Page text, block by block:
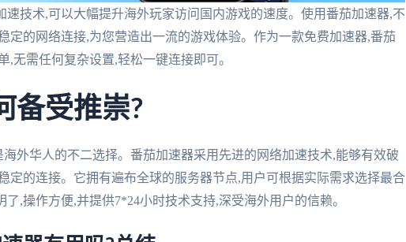
速技术,可以大幅提升海外玩家访问国内游戏的速度。使用番茄加速器,不
定的网络连接,为您营造出一流的游戏体验。作为一款免费加速器,番茄
,无需任何复杂设置,轻松一键连接即可。
备受推崇?
外华人的不二选择。番茄加速器采用先进的网络加速技术,能够有效破
定的连接。它拥有遍布全球的服务器节点,用户可根据实际需求选择最合
,操作方便,并提供7*24小时技术支持,深受海外用户的信赖。